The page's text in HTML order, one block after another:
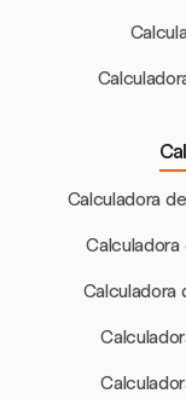
Calculadora
Calculadora
Calculadora